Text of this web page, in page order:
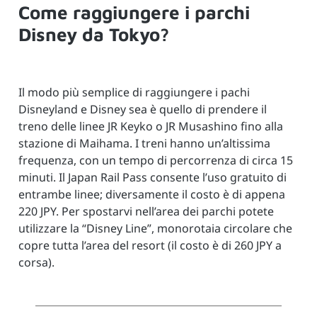
Come raggiungere i parchi
Disney da Tokyo?
Il modo più semplice di raggiungere i pachi
Disneyland e Disney sea è quello di prendere il
treno delle linee JR Keyko o JR Musashino fino alla
stazione di Maihama. I treni hanno un’altissima
frequenza, con un tempo di percorrenza di circa 15
minuti. Il Japan Rail Pass consente l’uso gratuito di
entrambe linee; diversamente il costo è di appena
220 JPY. Per spostarvi nell’area dei parchi potete
utilizzare la “Disney Line”, monorotaia circolare che
copre tutta l’area del resort (il costo è di 260 JPY a
corsa).